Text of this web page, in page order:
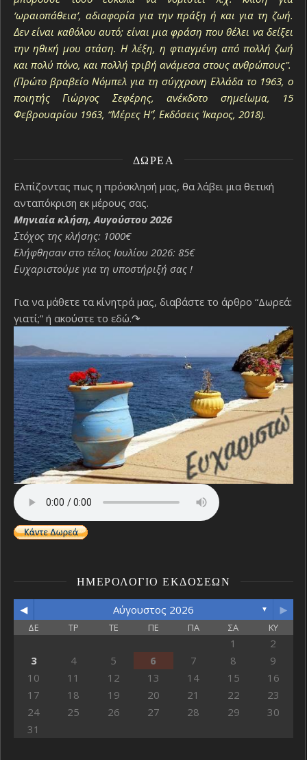
‘ωραιοπάθεια’, αδιαφορία για την πράξη ή και για τη ζωή.
Δεν είναι καθόλου αυτό; είναι μια φράση που θέλει να δείξει
την ηθική μου στάση. Η λέξη, η φτιαγμένη από πολλή ζωή
και πολύ πόνο, και πολλή τριβή ανάμεσα στους ανθρώπους”.
(Πρώτο βραβείο Νόμπελ για τη σύγχρονη Ελλάδα το 1963, ο
ποιητής Γιώργος Σεφέρης, ανέκδοτο σημείωμα, 15
Φεβρουαρίου 1963, “Μέρες Η΄”, Εκδόσεις Ίκαρος, 2018).
ΔΩΡΕΆ
Ελπίζοντας πως η πρόσκλησή μας, θα λάβει μια θετική
ανταπόκριση εκ μέρους σας.
Μηνιαία κλήση, Αυγούστου 2026
Στόχος της κλήσης: 1000€
Ελήφθησαν στο τέλος Ιουλίου 2026: 85€
Ευχαριστούμε για τη υποστήριξή σας !
Για να μάθετε τα κίνητρά μας, διαβάστε το άρθρο “Δωρεά:
γιατί;” ή ακούστε το εδώ.↷
ΗΜΕΡΟΛΌΓΙΟ ΕΚΔΌΣΕΩΝ
◄ Αύγουστος 2026 ▼ ►
ΔΕ ΤΡ ΤΕ ΠΕ ΠΑ ΣΑ ΚΥ
1
2
3
4 5 6 7 8
9
10
11 12 13 14 15
16
17
18 19 20 21 22
23
24
25 26 27 28 29
30
31